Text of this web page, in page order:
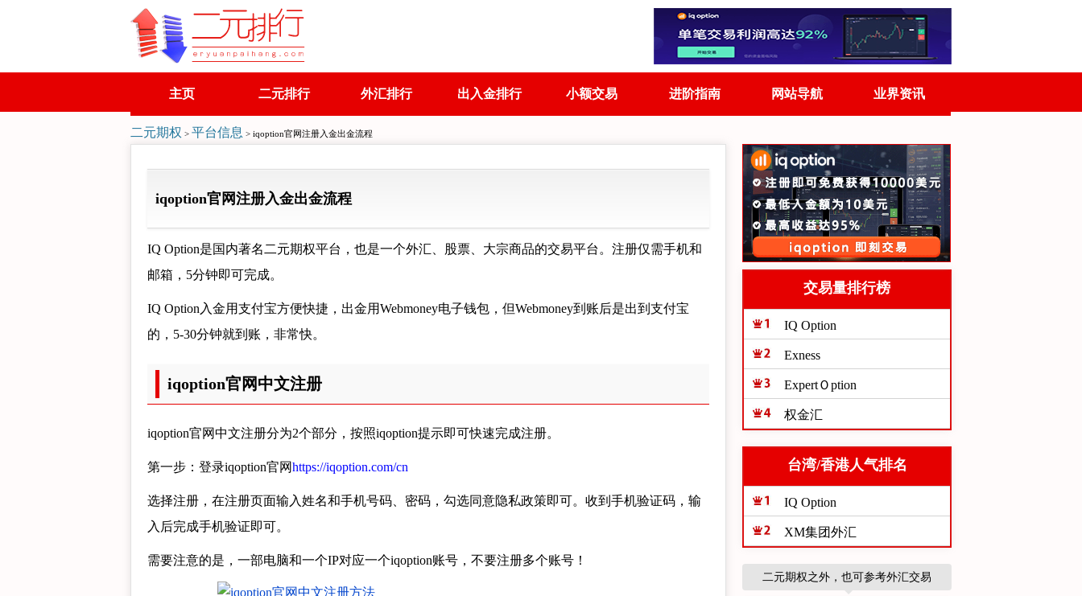
主页 二元排行 外汇排行 出入金排行 小额交易 进阶指南 网站导航 业界资讯
二元期权 > 平台信息 > iqoption官网注册入金出金流程
iqoption官网注册入金出金流程
IQ Option是国内著名二元期权平台，也是一个外汇、股票、大宗商品的交易平台。注册仅需手机和
邮箱，5分钟即可完成。
IQ Option入金用支付宝方便快捷，出金用Webmoney电子钱包，但Webmoney到账后是出到支付宝
的，5-30分钟就到账，非常快。
iqoption官网中文注册
iqoption官网中文注册分为2个部分，按照iqoption提示即可快速完成注册。
第一步：登录iqoption官网https://iqoption.com/cn
选择注册，在注册页面输入姓名和手机号码、密码，勾选同意隐私政策即可。收到手机验证码，输
入后完成手机验证即可。
需要注意的是，一部电脑和一个IP对应一个iqoption账号，不要注册多个账号！
交易量排行榜
IQ Option
Exness
ExpertＯption
权金汇
台湾/香港人气排名
IQ Option
XM集团外汇
二元期权之外，也可参考外汇交易